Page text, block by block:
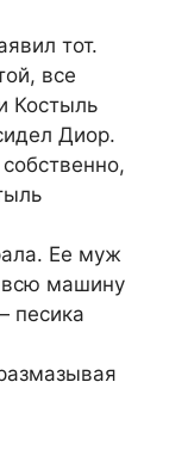
тот.
все
Костыль
Диор.
Ее муж
всю машину
песика